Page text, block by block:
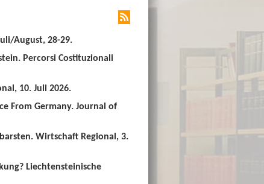
August, 28-29.
Percorsi Costituzionali
10. Juli 2026.
From Germany. Journal of
Wirtschaft Regional, 3.
Liechtensteinische